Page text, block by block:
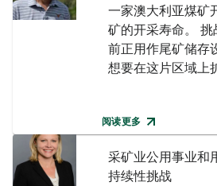
一家澳大利亚煤矿
矿的开采寿命。
前正用作尾矿储存
想要在这片区域上
阅读更多
采矿业公用事业和
持续性挑战